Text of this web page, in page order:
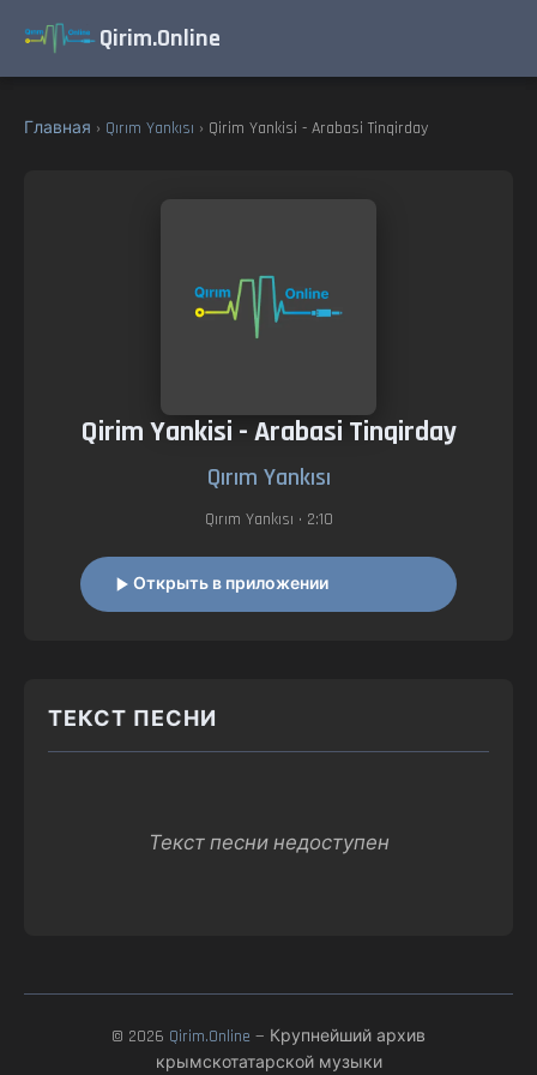
Qirim.Online
Главная › Qırım Yankısı › Qirim Yankisi - Arabasi Tinqirday
Qirim Yankisi - Arabasi Tinqirday
Qırım Yankısı
Qırım Yankısı • 2:10
Открыть в приложении
ТЕКСТ ПЕСНИ
Текст песни недоступен
© 2026 Qirim.Online — Крупнейший архив
крымскотатарской музыки